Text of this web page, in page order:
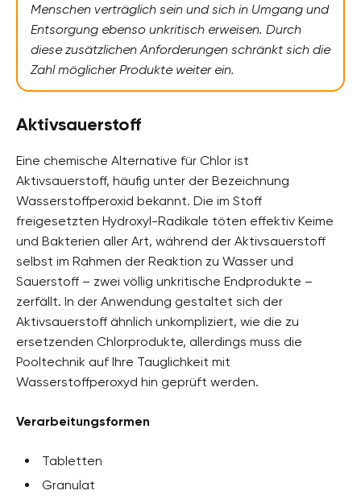
Menschen verträglich sein und sich in Umgang und
Entsorgung ebenso unkritisch erweisen. Durch
diese zusätzlichen Anforderungen schränkt sich die
Zahl möglicher Produkte weiter ein.
Aktivsauerstoff
Eine chemische Alternative für Chlor ist
Aktivsauerstoff, häufig unter der Bezeichnung
Wasserstoffperoxid bekannt. Die im Stoff
freigesetzten Hydroxyl-Radikale töten effektiv Keime
und Bakterien aller Art, während der Aktivsauerstoff
selbst im Rahmen der Reaktion zu Wasser und
Sauerstoff – zwei völlig unkritische Endprodukte –
zerfällt. In der Anwendung gestaltet sich der
Aktivsauerstoff ähnlich unkompliziert, wie die zu
ersetzenden Chlorprodukte, allerdings muss die
Pooltechnik auf Ihre Tauglichkeit mit
Wasserstoffperoxyd hin geprüft werden.
Verarbeitungsformen
Tabletten
Granulat